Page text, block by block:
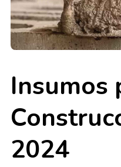
Insumos
2024